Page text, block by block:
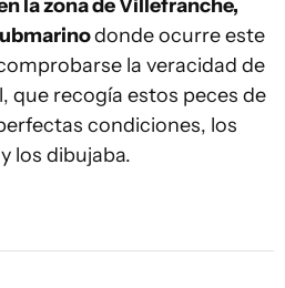
la zona de Villefranche,
donde ocurre este
la veracidad de
que recogía estos peces de
condiciones, los
los dibujaba.